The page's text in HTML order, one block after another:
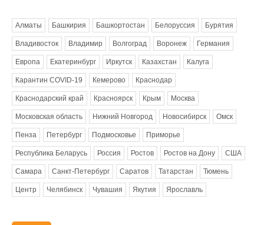
Алматы Башкирия Башкортостан Белоруссия Бурятия
Владивосток Владимир Волгоград Воронеж Германия
Европа Екатеринбург Иркутск Казахстан Калуга
Карантин COVID-19 Кемерово Краснодар
Краснодарский край Красноярск Крым Москва
Московская область Нижний Новгород Новосибирск Омск
Пенза Петербург Подмосковье Приморье
Республика Беларусь Россия Ростов Ростов на Дону США
Самара Санкт-Петербург Саратов Татарстан Тюмень
Центр Челябинск Чувашия Якутия Ярославль